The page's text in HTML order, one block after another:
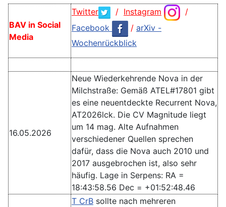
BAV in Social
Media
Twitter / Instagram
/
Facebook
/ arXiv -
Wochenrückblick
16.05.2026
Neue Wiederkehrende Nova in der
Milchstraße: Gemäß ATEL#17801 gibt
es eine neuentdeckte Recurrent Nova,
AT2026lck. Die CV Magnitude liegt
um 14 mag. Alte Aufnahmen
verschiedener Quellen sprechen
dafür, dass die Nova auch 2010 und
2017 ausgebrochen ist, also sehr
häufig. Lage in Serpens: RA =
18:43:58.56 Dec = +01:52:48.46
T CrB sollte nach mehreren